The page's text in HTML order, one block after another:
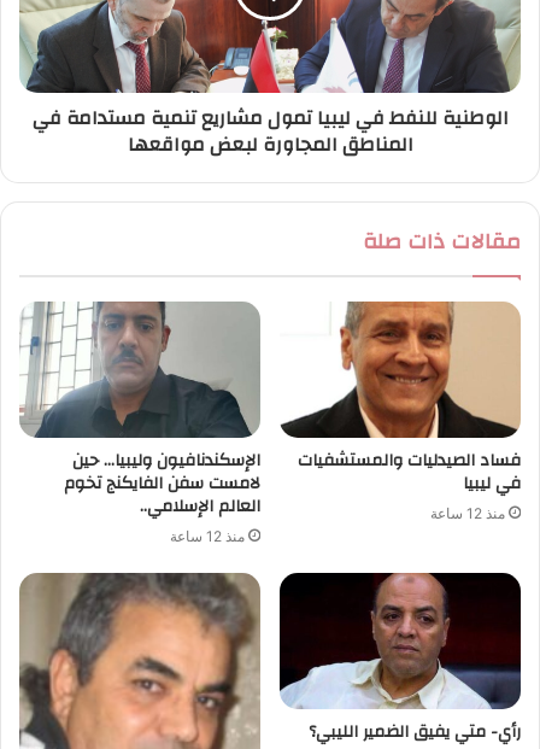
الوطنية للنفط في ليبيا تمول مشاريع تنمية مستدامة في
المناطق المجاورة لبعض مواقعها
مقالات ذات صلة
فساد الصيدليات والمستشفيات
في ليبيا
منذ 12 ساعة
الإسكندنافيون وليبيا… حين
لامست سفن الفايكنج تخوم
العالم الإسلامي..
منذ 12 ساعة
رأي- متي يفيق الضمير الليبي؟